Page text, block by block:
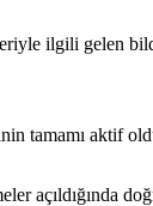
ilgili gelen
tamamı aktif
açıldığında